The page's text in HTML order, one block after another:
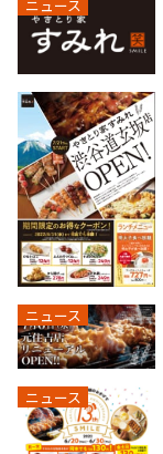
ニュース
ニュース
ニュース